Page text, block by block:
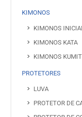
KIMONOS
KIMONOS
KIMONOS KATA
KIMONOS
PROTETORES
LUVA
PROTETOR DE